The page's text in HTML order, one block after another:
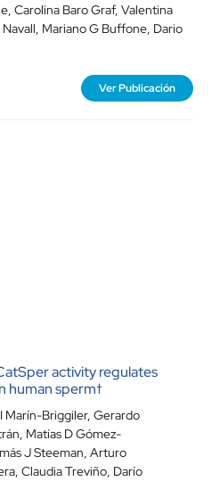
, Carolina Baro Graf, Valentina
, Mariano G Buffone, Dario
Ver Publicación
activity regulates
human sperm†
Marín-Briggiler, Gerardo
, Matías D Gómez-
J Steeman, Arturo
, Claudia Treviño, Darío